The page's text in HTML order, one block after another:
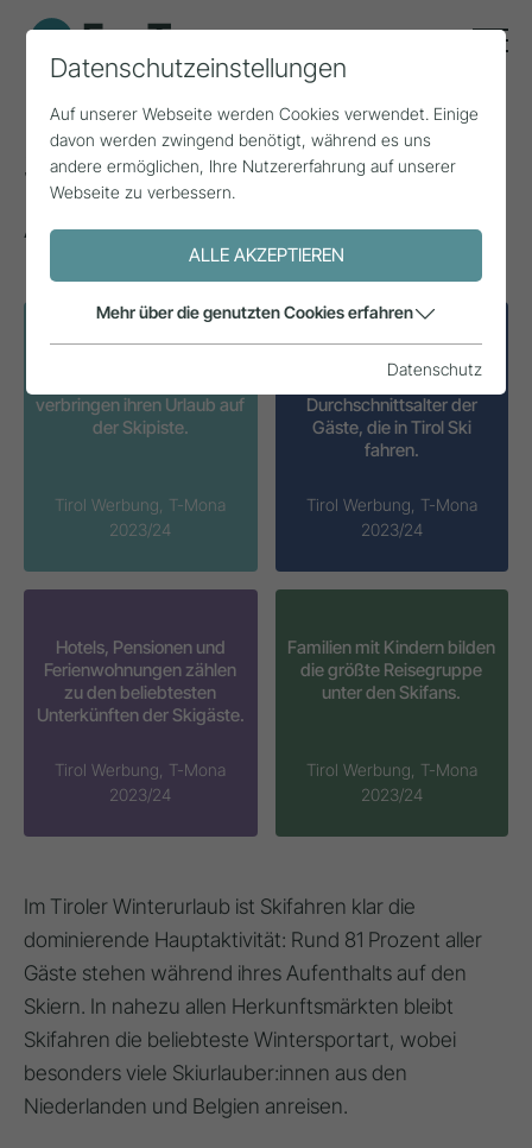
Skifahren
Aktivitäten im Tirol-Urlaub
verbringen ihren Urlaub auf
der Skipiste.
Tirol Werbung, T-Mona
2023/24
49,4 Jahre
beträgt das
Durchschnittsalter der
Gäste, die in Tirol Ski
fahren.
Tirol Werbung, T-Mona
2023/24
Hotels, Pensionen und
Ferienwohnungen zählen
zu den beliebtesten
Unterkünften der Skigäste.
Tirol Werbung, T-Mona
2023/24
Familien mit Kindern bilden
die größte Reisegruppe
unter den Skifans.
Tirol Werbung, T-Mona
2023/24
Im Tiroler Winterurlaub ist Skifahren klar die
dominierende Hauptaktivität: Rund 81 Prozent aller
Gäste stehen während ihres Aufenthalts auf den
Skiern. In nahezu allen Herkunftsmärkten bleibt
Skifahren die beliebteste Wintersportart, wobei
besonders viele Skiurlauber:innen aus den
Niederlanden und Belgien anreisen.
Datenschutzeinstellungen
Auf unserer Webseite werden Cookies verwendet. Einige
davon werden zwingend benötigt, während es uns
andere ermöglichen, Ihre Nutzererfahrung auf unserer
Webseite zu verbessern.
ALLE AKZEPTIEREN
Mehr über die genutzten Cookies erfahren
Datenschutz